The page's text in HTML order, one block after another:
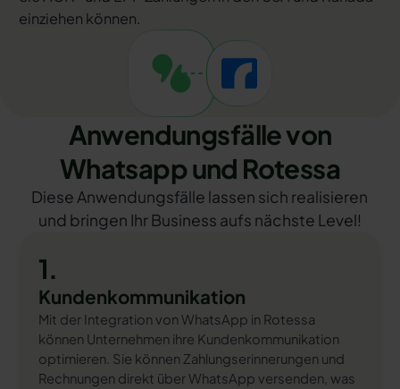
einziehen können.
Anwendungsfälle von
Whatsapp und Rotessa
Diese Anwendungsfälle lassen sich realisieren
und bringen Ihr Business aufs nächste Level!
1.
Kundenkommunikation
Mit der Integration von WhatsApp in Rotessa
können Unternehmen ihre Kundenkommunikation
optimieren. Sie können Zahlungserinnerungen und
Rechnungen direkt über WhatsApp versenden, was